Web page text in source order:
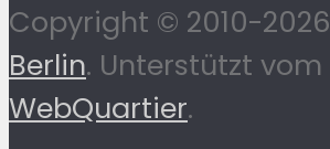
Copyright © 2010-2026
Berlin. Unterstützt vom
WebQuartier.